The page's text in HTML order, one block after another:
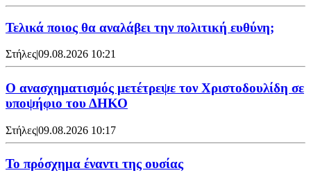
Τελικά ποιος θα αναλάβει την πολιτική ευθύνη;
Στήλες|09.08.2026 10:21
Ο ανασχηματισμός μετέτρεψε τον Χριστοδουλίδη σε
υποψήφιο του ΔΗΚΟ
Στήλες|09.08.2026 10:17
Το πρόσχημα έναντι της ουσίας